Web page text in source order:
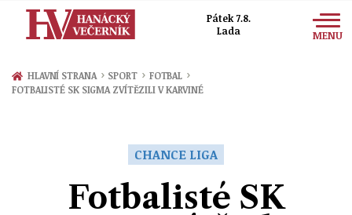
Pátek 7.8.
Lada
MENU
Zprávy
Ekonomika
HLAVNÍ STRANA › SPORT › FOTBAL ›
FOTBALISTÉ SK SIGMA ZVÍTĚZILI V KARVINÉ
CHANCE LIGA
Fotbalisté SK